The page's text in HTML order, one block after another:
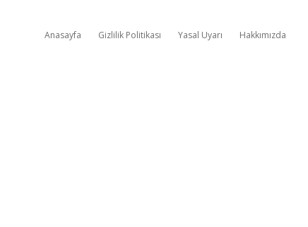
Anasayfa Gizlilik Politikası Yasal Uyarı Hakkımızda